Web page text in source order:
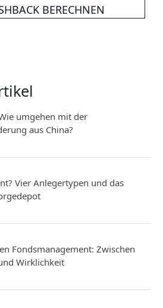
BERECHNEN
umgehen mit der
aus China?
Vier Anlegertypen und das
Fondsmanagement: Zwischen
Wirklichkeit